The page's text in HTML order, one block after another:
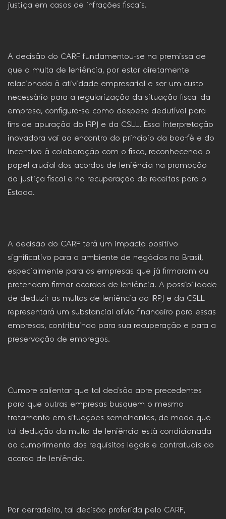
justiça em casos de infrações fiscais.
A decisão do CARF fundamentou-se na premissa de
que a multa de leniência, por estar diretamente
relacionada à atividade empresarial e ser um custo
necessário para a regularização da situação fiscal da
empresa, configura-se como despesa dedutível para
fins de apuração do IRPJ e da CSLL. Essa interpretação
inovadora vai ao encontro do princípio da boa-fé e do
incentivo à colaboração com o fisco, reconhecendo o
papel crucial dos acordos de leniência na promoção
da justiça fiscal e na recuperação de receitas para o
Estado.
A decisão do CARF terá um impacto positivo
significativo para o ambiente de negócios no Brasil,
especialmente para as empresas que já firmaram ou
pretendem firmar acordos de leniência. A possibilidade
de deduzir as multas de leniência do IRPJ e da CSLL
representará um substancial alívio financeiro para essas
empresas, contribuindo para sua recuperação e para a
preservação de empregos.
Cumpre salientar que tal decisão abre precedentes
para que outras empresas busquem o mesmo
tratamento em situações semelhantes, de modo que
tal dedução da multa de leniência está condicionada
ao cumprimento dos requisitos legais e contratuais do
acordo de leniência.
Por derradeiro, tal decisão proferida pelo CARF,